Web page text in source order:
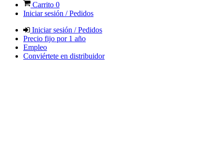
Carrito 0
Iniciar sesión / Pedidos
Iniciar sesión / Pedidos
Precio fijo por 1 año
Empleo
Conviértete en distribuidor